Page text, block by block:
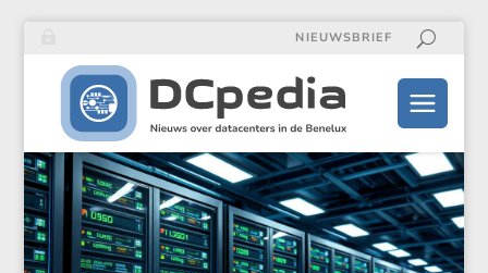
NIEUWSBRIEF